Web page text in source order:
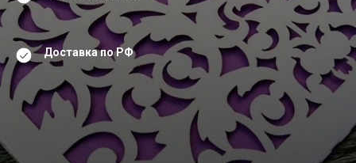
Доставка по РФ